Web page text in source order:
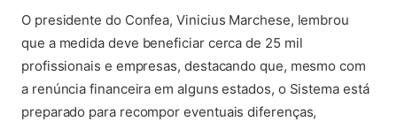
O presidente do Confea, Vinicius Marchese, lembrou
que a medida deve beneficiar cerca de 25 mil
profissionais e empresas, destacando que, mesmo com
a renúncia financeira em alguns estados, o Sistema está
preparado para recompor eventuais diferenças,